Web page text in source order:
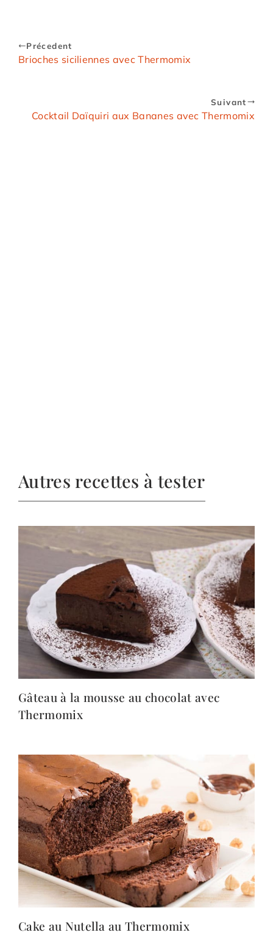
Précedent
Brioches siciliennes avec Thermomix
Suivant
Cocktail Daïquiri aux Bananes avec Thermomix
Autres recettes à tester
Gâteau à la mousse au chocolat avec
Thermomix
Cake au Nutella au Thermomix